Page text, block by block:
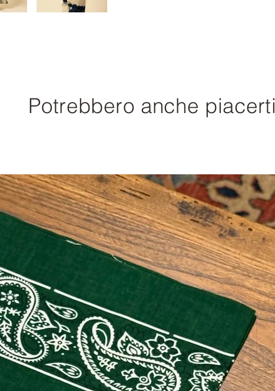
Potrebbero anche piacerti